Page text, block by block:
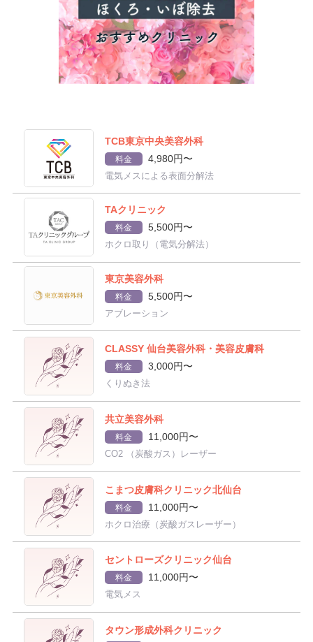
TCB東京中央美容外科
料金 4,980円〜
電気メスによる表面分解法
TAクリニック
料金 5,500円〜
ホクロ取り（電気分解法）
東京美容外科
料金 5,500円〜
アブレーション
CLASSY 仙台美容外科・美容皮膚科
料金 3,000円〜
くりぬき法
共立美容外科
料金 11,000円〜
CO2 （炭酸ガス）レーザー
こまつ皮膚科クリニック北仙台
料金 11,000円〜
ホクロ治療（炭酸ガスレーザー）
セントローズクリニック仙台
料金 11,000円〜
電気メス
タウン形成外科クリニック